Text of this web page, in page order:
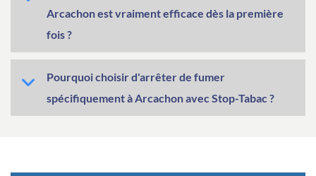
Arcachon est vraiment efficace dès la première
fois ?
Pourquoi choisir d'arrêter de fumer
spécifiquement à Arcachon avec Stop-Tabac ?